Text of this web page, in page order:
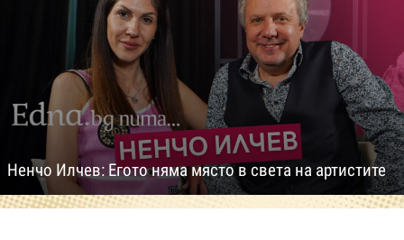
Ненчо Илчев: Егото няма място в света на артистите